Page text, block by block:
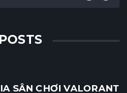
POSTS
SÂN CHƠI VALORANT